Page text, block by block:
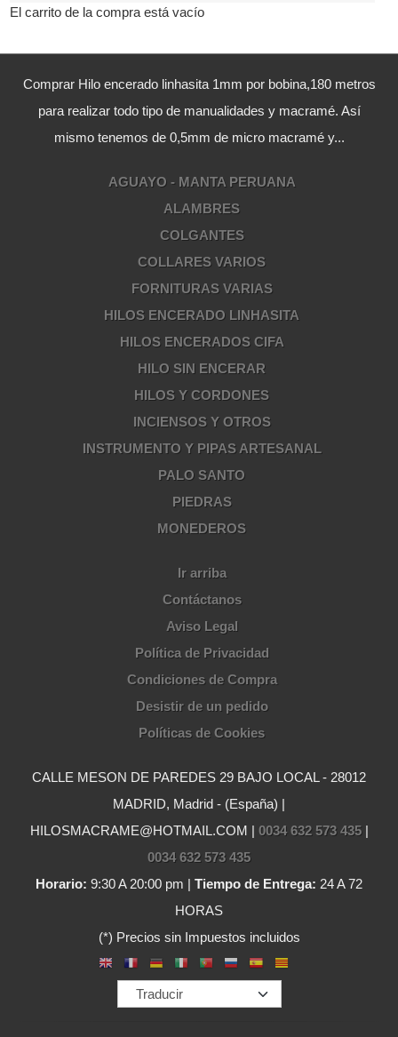
El carrito de la compra está vacío
Comprar Hilo encerado linhasita 1mm por bobina,180 metros
para realizar todo tipo de manualidades y macramé. Así
mismo tenemos de 0,5mm de micro macramé y...
AGUAYO - MANTA PERUANA
ALAMBRES
COLGANTES
COLLARES VARIOS
FORNITURAS VARIAS
HILOS ENCERADO LINHASITA
HILOS ENCERADOS CIFA
HILO SIN ENCERAR
HILOS Y CORDONES
INCIENSOS Y OTROS
INSTRUMENTO Y PIPAS ARTESANAL
PALO SANTO
PIEDRAS
MONEDEROS
Ir arriba
Contáctanos
Aviso Legal
Política de Privacidad
Condiciones de Compra
Desistir de un pedido
Políticas de Cookies
CALLE MESON DE PAREDES 29 BAJO LOCAL - 28012
MADRID, Madrid - (España) |
HILOSMACRAME@HOTMAIL.COM | 0034 632 573 435|
0034 632 573 435
Horario: 9:30 A 20:00 pm | Tiempo de Entrega: 24 A 72
HORAS
(*) Precios sin Impuestos incluidos